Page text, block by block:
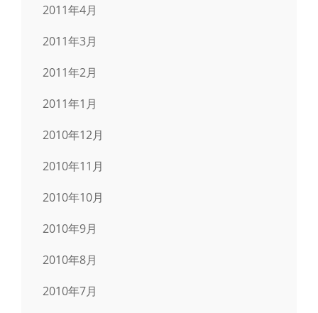
2011年4月
2011年3月
2011年2月
2011年1月
2010年12月
2010年11月
2010年10月
2010年9月
2010年8月
2010年7月